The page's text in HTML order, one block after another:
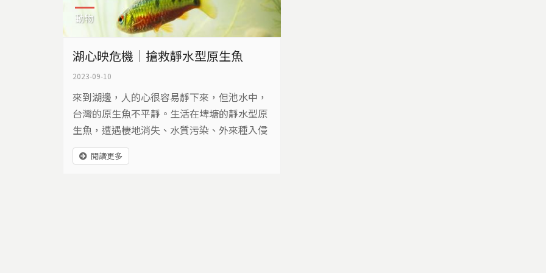
動物
湖心映危機｜搶救靜水型原生魚
2023-09-10
來到湖邊，人的心很容易靜下來，但池水中，
台灣的原生魚不平靜。生活在埤塘的靜水型原
生魚，遭遇棲地消失、水質污染、外來種入侵
等多重威脅，有一群人，正在用自己的力量，
搶救生活在埤塘的台灣原生魚。
閱讀更多